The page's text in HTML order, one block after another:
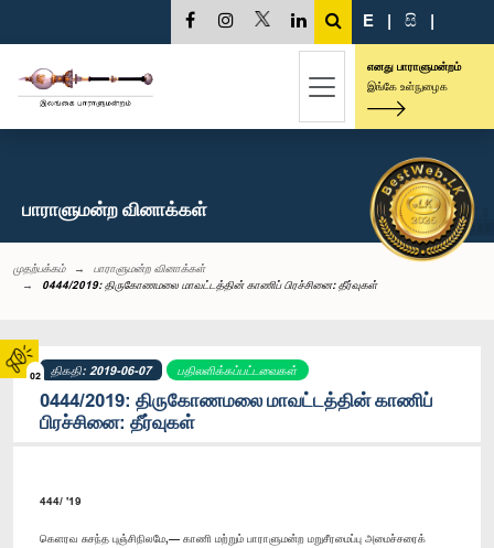
02
E | සි |
எனது பாராளுமன்றம்
இங்கே உள்நுழைக
பாராளுமன்ற வினாக்கள்
முதற்பக்கம்
பாராளுமன்ற வினாக்கள்
0444/2019: திருகோணமலை மாவட்டத்தின் காணிப் பிரச்சினை: தீர்வுகள்
திகதி: 2019-06-07 பதிலளிக்கப்பட்டவைகள்
0444/2019: திருகோணமலை மாவட்டத்தின் காணிப்
பிரச்சினை: தீர்வுகள்
444/ '19
கெளரவ சுசந்த புஞ்சிநிலமே,— காணி மற்றும் பாராளுமன்ற மறுசீரமைப்பு அமைச்சரைக்